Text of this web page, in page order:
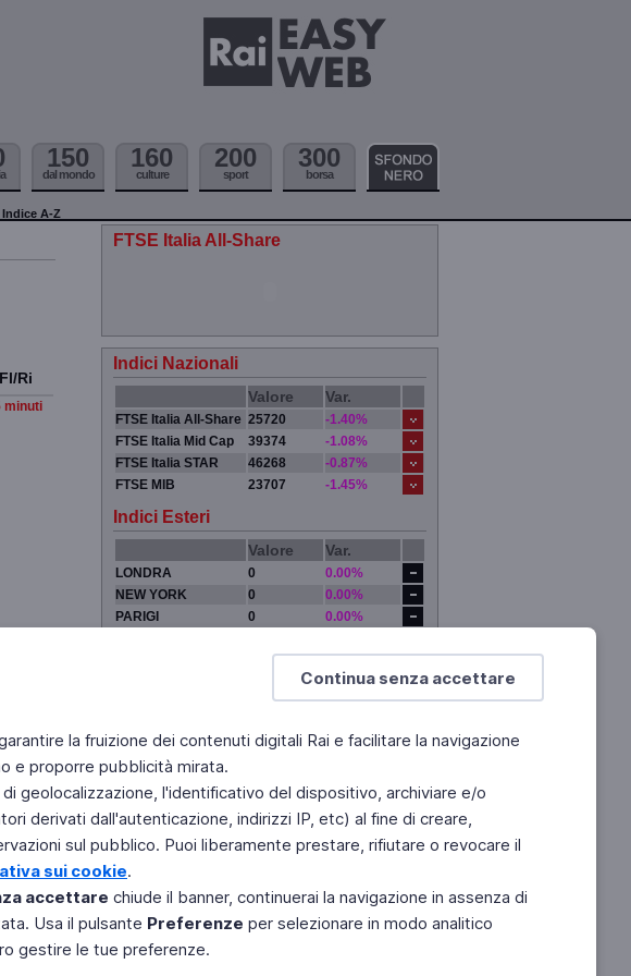
Continua senza accettare
la fruizione dei contenuti digitali Rai e facilitare la navigazione
e proporre pubblicità mirata.
geolocalizzazione, l'identificativo del dispositivo, archiviare e/o
derivati dall'autenticazione, indirizzi IP, etc) al fine di creare,
sul pubblico. Puoi liberamente prestare, rifiutare o revocare il
sui cookie.
accettare chiude il banner, continuerai la navigazione in assenza di
Usa il pulsante Preferenze per selezionare in modo analitico
gestire le tue preferenze.
150
dal mondo
160
culture
200
sport
300
borsa
Indice A-Z
Ri
minuti
FTSE Italia All-Share
Indici Nazionali
Valore Var.
FTSE Italia All-Share 25720
-1.40%
FTSE Italia Mid Cap
39374
-1.08%
FTSE Italia STAR
46268
-0.87%
FTSE MIB
23707 -1.45%
Indici Esteri
Valore Var.
LONDRA 0
0.00%
NEW YORK
0
0.00%
PARIGI
0
0.00%